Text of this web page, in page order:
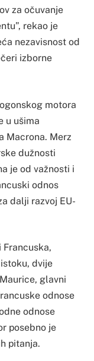
za očuvanje
rekao je
nezavisnost od
izborne
motora
u ušima
Macrona. Merz
dužnosti
je od važnosti i
odnos
dalji razvoj EU-
dvije
glavni
odnose
odnose
posebno je
pitanja.